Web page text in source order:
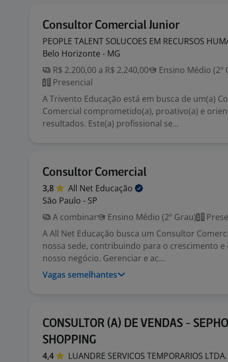
Consultor Comercial Junior
PEOPLE TALENT SOLUCOES EM RECURSOS
Belo Horizonte - MG
R$ 2.200,00 a R$ 2.240,00
Ensino Médio (2º
Presencial
A Trivento Educação está em busca de um(a)
Comercial comprometido(a), proativo(a) e
resultados. Este(a) profissional se...
Consultor Comercial
3,8 All Net Educação
São Paulo - SP
A combinar
Ensino Médio (2º Grau)
A All Net Educação busca um Consultor
nossa sede, contribuindo para o crescimento e
nosso negócio. Gerenciar e ac...
Vagas semelhantes
CONSULTOR (A) DE VENDAS -
SHOPPING
4,4 LUANDRE SERVICOS TEMPORARIOS LTDA.